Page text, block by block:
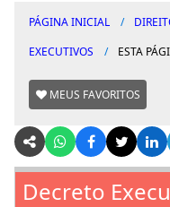
PÁGINA INICIAL
EXECUTIVOS
ESTA
MEUS FAVORITOS
Decreto